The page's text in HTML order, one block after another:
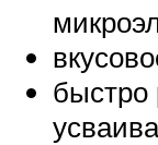
быстро